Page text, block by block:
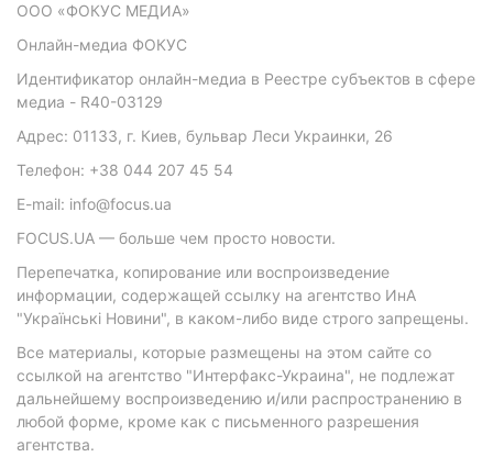
ООО «ФОКУС МЕДИА»
Онлайн-медиа ФОКУС
Идентификатор онлайн-медиа в Реестре субъектов в сфере
медиа - R40-03129
Адрес: 01133, г. Киев, бульвар Леси Украинки, 26
Телефон: +38 044 207 45 54
E-mail: info@focus.ua
FOCUS.UA — больше чем просто новости.
Перепечатка, копирование или воспроизведение
информации, содержащей ссылку на агентство ИнА
"Українські Новини", в каком-либо виде строго запрещены.
Все материалы, которые размещены на этом сайте со
ссылкой на агентство "Интерфакс-Украина", не подлежат
дальнейшему воспроизведению и/или распространению в
любой форме, кроме как с письменного разрешения
агентства.